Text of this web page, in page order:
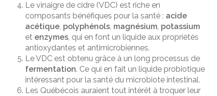
Le vinaigre de cidre (VDC) est riche en
composants bénéfiques pour la santé : acide
acétique, polyphénols, magnésium, potassium
et enzymes, qui en font un liquide aux propriétés
antioxydantes et antimicrobiennes.
Le VDC est obtenu grâce à un long processus de
fermentation. Ce qui en fait un liquide probiotique
intéressant pour la santé du microbiote intestinal.
Les Québécois auraient tout intérêt à troquer leur